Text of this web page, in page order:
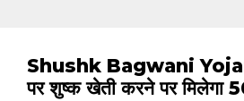
Shushk Bagwani
पर शुष्क खेती करने पर मिलेगा